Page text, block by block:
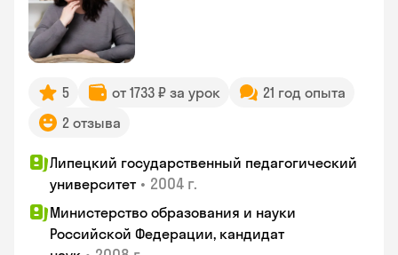
5 от 1733 ₽ за урок
21 год опыта
2 отзыва
Липецкий государственный педагогический
университет • 2004 г.
Министерство образования и науки
Российской Федерации, кандидат